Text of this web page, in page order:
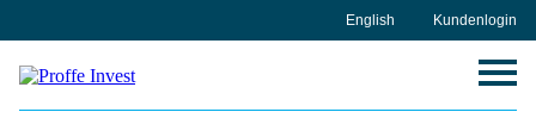
English Kundenlogin